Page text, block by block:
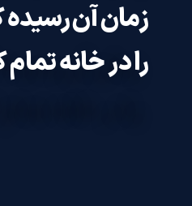
زمان آن
را در خانه تمام